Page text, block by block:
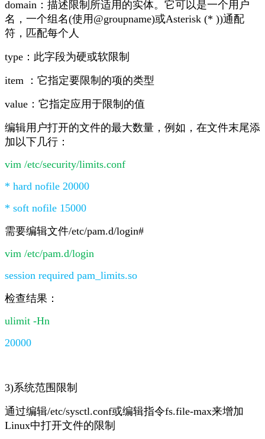
domain：描述限制所适用的实体。它可以是一个用户
名，一个组名(使用@groupname)或Asterisk (* ))通配
符，匹配每个人
type：此字段为硬或软限制
item ：它指定要限制的项的类型
value：它指定应用于限制的值
编辑用户打开的文件的最大数量，例如，在文件末尾添
加以下几行：
vim /etc/security/limits.conf
* hard nofile 20000
* soft nofile 15000
需要编辑文件/etc/pam.d/login#
vim /etc/pam.d/login
session required pam_limits.so
检查结果：
ulimit -Hn
20000
3)系统范围限制
通过编辑/etc/sysctl.conf或编辑指令fs.file-max来增加
Linux中打开文件的限制